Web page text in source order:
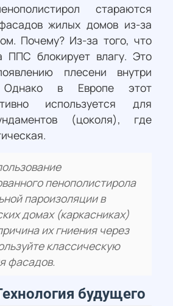
стараются
жилых домов из-за
Почему? Из-за того, что
блокирует влагу. Это
плесени внутри
Однако в Европе этот
используется для
(цоколя), где
пенополистирола
пароизоляции в
домах (каркасниках)
их гниения через
классическую
фасадов.
будущего